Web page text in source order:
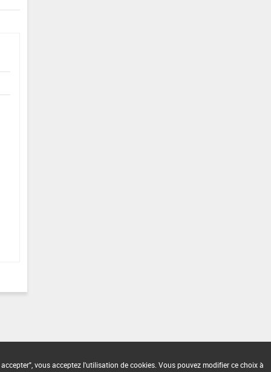
vous acceptez l'utilisation de cookies. Vous pouvez modifier ce choix à